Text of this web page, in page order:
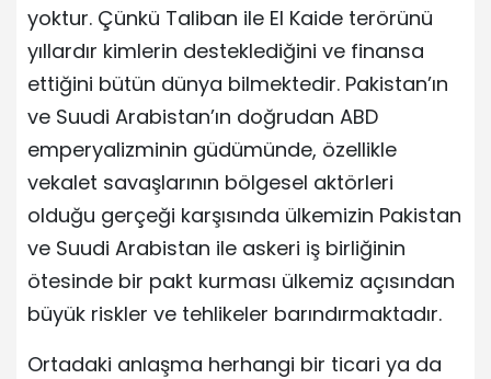
yoktur. Çünkü Taliban ile El Kaide terörünü
yıllardır kimlerin desteklediğini ve finansa
ettiğini bütün dünya bilmektedir. Pakistan’ın
ve Suudi Arabistan’ın doğrudan ABD
emperyalizminin güdümünde, özellikle
vekalet savaşlarının bölgesel aktörleri
olduğu gerçeği karşısında ülkemizin Pakistan
ve Suudi Arabistan ile askeri iş birliğinin
ötesinde bir pakt kurması ülkemiz açısından
büyük riskler ve tehlikeler barındırmaktadır.
Ortadaki anlaşma herhangi bir ticari ya da